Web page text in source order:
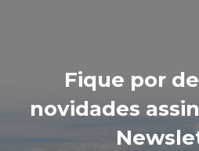
Fique por
novidades